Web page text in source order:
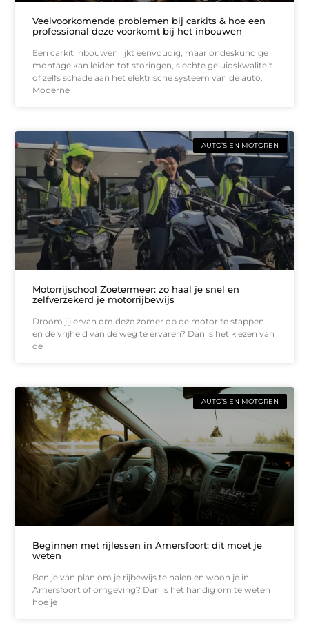
Veelvoorkomende problemen bij carkits & hoe een
professional deze voorkomt bij het inbouwen
Een carkit inbouwen lijkt eenvoudig, maar ondeskundige
montage kan leiden tot storingen, slechte geluidskwaliteit
of zelfs schade aan het elektrische systeem van de auto.
Moderne
AUTO’S EN MOTOREN
Motorrijschool Zoetermeer: zo haal je snel en
zelfverzekerd je motorrijbewijs
Droom jij ervan om deze zomer op de motor te stappen
en de vrijheid van de weg te ervaren? Dan is het kiezen van
de
AUTO’S EN MOTOREN
Beginnen met rijlessen in Amersfoort: dit moet je
weten
Ben je van plan om je rijbewijs te halen en woon je in
Amersfoort of omgeving? Dan is het handig om te weten
hoe je